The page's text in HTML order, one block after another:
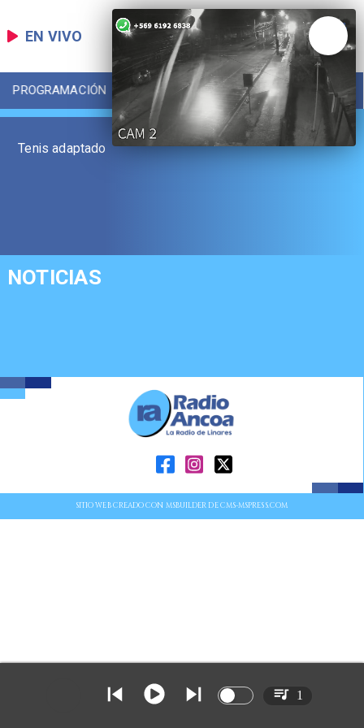
EN VIVO
PROGRAMACIÓN LOCAL DEPORTES
Tenis adaptado
NOTICIAS
SITIO WEB CREADO CON MSBUILDER DE CMS-MSPRESS.COM
1